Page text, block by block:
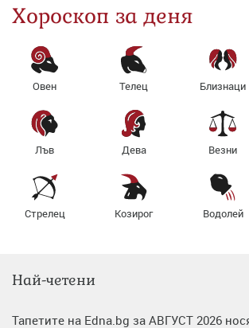
Хороскоп за деня
Овен Телец Близнаци
Лъв Дева Везни
Стрелец Козирог Водолей
Най-четени
Тапетите на Edna.bg за АВГУСТ 2026